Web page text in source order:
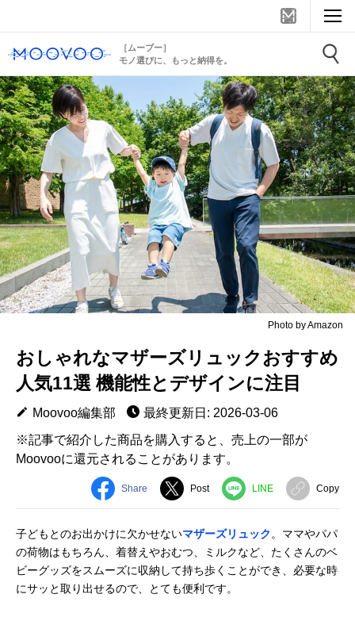
［ムーブー］
モノ選びに、もっと納得を。
Photo by Amazon
おしゃれなマザーズリュックおすすめ
人気11選 機能性とデザインに注目
Moovoo編集部
最終更新日: 2026-03-06
※記事で紹介した商品を購入すると、売上の一部が
Moovooに還元されることがあります。
Share Post LINE Copy
子どもとのお出かけに欠かせないマザーズリュック 。ママやパパ
の荷物はもちろん、着替えやおむつ、ミルクなど、たくさんのベ
ビーグッズをスムーズに収納して持ち歩くことができ、必要な時
にサッと取り出せるので、とても便利です。